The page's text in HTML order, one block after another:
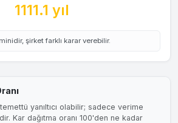
1111.1 yıl
şirket farklı karar verebilir.
yanıltıcı olabilir; sadece verime
Kar dağıtma oranı 100'den ne kadar